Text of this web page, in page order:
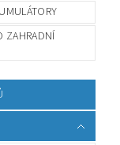
ZAHRADNÍ